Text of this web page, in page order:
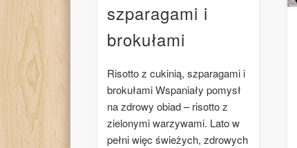
szparagami i
brokułami
Risotto z cukinią, szparagami i
brokułami Wspaniały pomysł
na zdrowy obiad – risotto z
zielonymi warzywami. Lato w
pełni więc świeżych, zdrowych